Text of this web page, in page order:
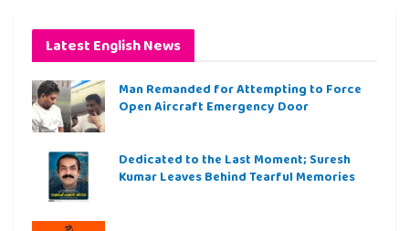
Latest English News
Man Remanded for Attempting to Force
Open Aircraft Emergency Door
Dedicated to the Last Moment; Suresh
Kumar Leaves Behind Tearful Memories